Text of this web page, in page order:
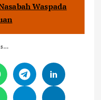
Waspada